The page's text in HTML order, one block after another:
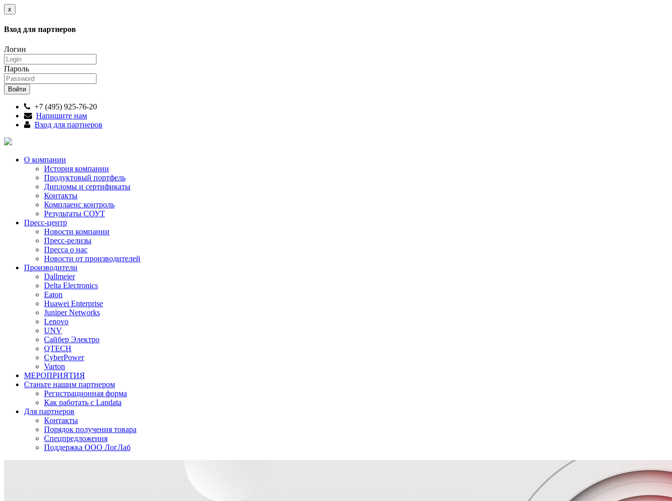
x
Вход для партнеров
Логин
Пароль
+7 (495) 925-76-20
Напишите нам
Вход для партнеров
О компании
История компании
Продуктовый портфель
Дипломы и сертификаты
Контакты
Комплаенс контроль
Результаты СОУТ
Пресс-центр
Новости компании
Пресс-релизы
Пресса о нас
Новости от производителей
Производители
Dallmeier
Delta Electronics
Eaton
Huawei Enterprise
Juniper Networks
Lenovo
UNV
Сайбер Электро
QTECH
CyberPower
Varton
МЕРОПРИЯТИЯ
Станьте нашим партнером
Регистрационная форма
Как работать с Landata
Для партнеров
Кoнтaкты
Порядок получения товара
Спецпредложения
Поддержка ООО ЛогЛаб